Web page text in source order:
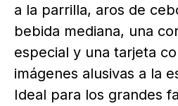
a la parrilla, aros de
bebida mediana, una
especial y una tarjeta
imágenes alusivas a la
Ideal para los grandes